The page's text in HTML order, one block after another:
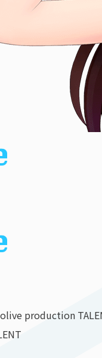
production